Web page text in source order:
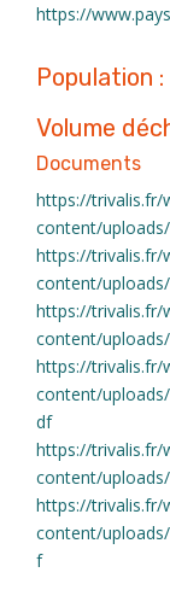
https://
Population :
Volume
Documents
https://trivalis.fr/
content/
https://trivalis.fr/
content/
https://trivalis.fr/
content/
https://trivalis.fr/
content/
df
https://trivalis.fr/
content/
https://trivalis.fr/
content/
f